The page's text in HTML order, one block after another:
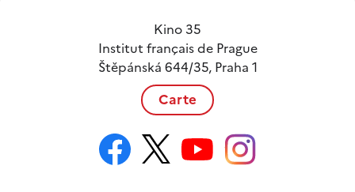
Kino 35
Institut français de Prague
Štěpánská 644/35, Praha 1
Carte